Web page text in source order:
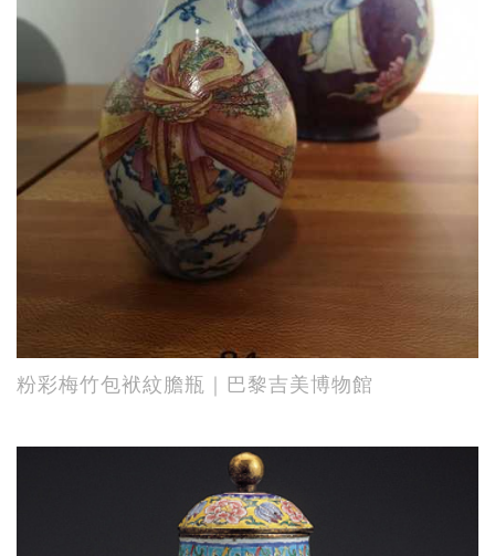
粉彩梅竹包袱紋膽瓶｜巴黎吉美博物館